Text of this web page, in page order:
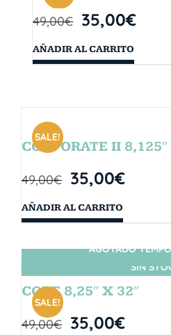
49,00€ 35,00€
AÑADIR AL CARRITO
SALE!
CORPORATE II
49,00€ 35,00€
AÑADIR AL CARRITO
SIN
SALE!
AGOTADO
CORE 8,25″ X 32″
49,00€ 35,00€